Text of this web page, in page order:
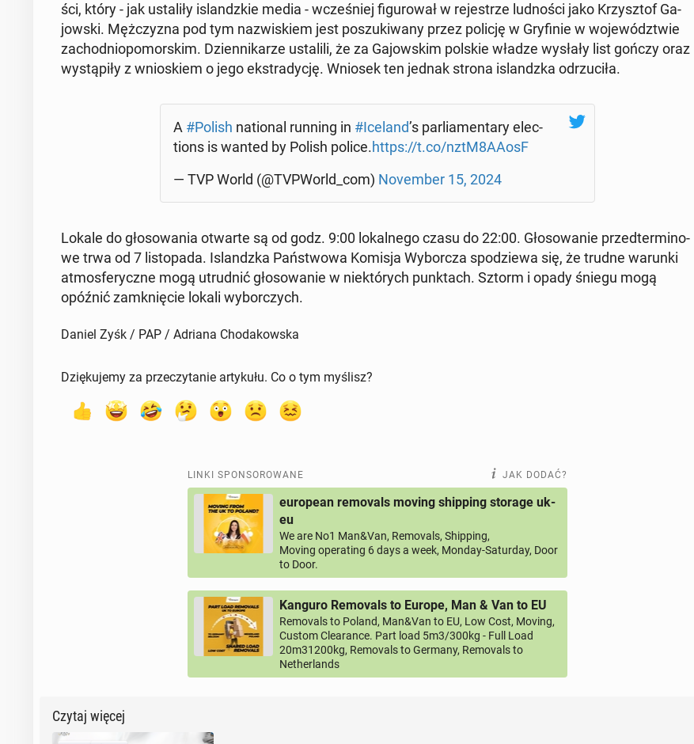
ści, który - jak usta­li­ły is­landz­kie media - wcze­śniej fi­gu­ro­wał w re­je­strze lud­no­ści jako Krzysz­tof Ga­
jow­ski. Męż­czy­zna pod tym na­zwi­skiem jest po­szu­ki­wa­ny przez policję w Gry­fi­nie w wo­je­wódz­twie
za­chod­nio­po­mor­skim. Dzien­ni­ka­rze usta­li­li, że za Ga­jow­skim polskie władze wysłały list gończy oraz
wy­stą­pi­ły z wnio­skiem o jego eks­tra­dy­cję. Wniosek ten jednak strona is­landz­ka od­rzu­ci­ła.
A #Polish na­tio­nal running in #Iceland’s par­lia­men­ta­ry elec­
tions is wanted by Polish police.https://t.co/nztM8AAosF
— TVP World (@TVPWorld_com) No­vem­ber 15, 2024
Lokale do gło­so­wa­nia otwarte są od godz. 9:00 lo­kal­ne­go czasu do 22:00. Gło­so­wa­nie przed­ter­mi­no­
we trwa od 7 li­sto­pa­da. Is­landz­ka Pań­stwo­wa Komisja Wy­bor­cza spo­dzie­wa się, że trudne warunki
at­mos­fe­rycz­ne mogą utrud­nić gło­so­wa­nie w nie­któ­rych punk­tach. Sztorm i opady śniegu mogą
opóźnić za­mknię­cie lokali wy­bor­czych.
Daniel Zyśk / PAP / Adriana Chodakowska
Dziękujemy za przeczytanie artykułu. Co o tym myślisz?
LINKI SPONSOROWANE JAK DODAĆ?
european removals moving shipping storage uk-
eu
We are No1 Man&Van, Removals, Shipping,
Moving operating 6 days a week, Monday-Saturday, Door
to Door.
Kanguro Removals to Europe, Man & Van to EU
Removals to Poland, Man&Van to EU, Low Cost, Moving,
Custom Clearance. Part load 5m3/300kg - Full Load
20m31200kg, Removals to Germany, Removals to
Netherlands
Czytaj więcej